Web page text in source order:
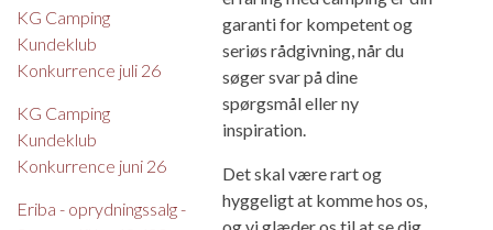
KG Camping
Kundeklub
Konkurrence juli 26
KG Camping
Kundeklub
Konkurrence juni 26
Eriba - oprydningssalg -
garanti for kompetent og
seriøs rådgivning, når du
søger svar på dine
spørgsmål eller ny
inspiration.
Det skal være rart og
hyggeligt at komme hos os,